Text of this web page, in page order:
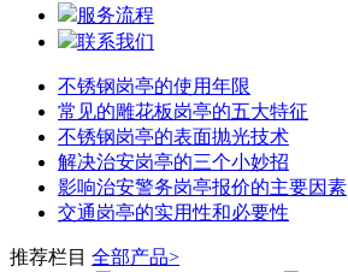
服务流程
联系我们
不锈钢岗亭的使用年限
常见的雕花板岗亭的五大特征
不锈钢岗亭的表面抛光技术
解决治安岗亭的三个小妙招
影响治安警务岗亭报价的主要因素
交通岗亭的实用性和必要性
推荐栏目 全部产品>